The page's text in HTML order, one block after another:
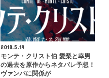
2018.5.19
モンテ・クリスト伯 愛梨と幸男
の過去を原作からネタバレ予想！
ヴァンパに関係が